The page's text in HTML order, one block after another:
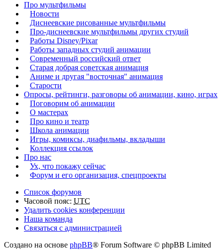
Про мультфильмы
Новости
Диснеевские рисованные мультфильмы
Про-диснеевские мультфильмы других студий
Работы Disney/Pixar
Работы западных студий анимации
Современный российский ответ
Старая добрая советская анимация
Аниме и другая "восточная" анимация
Старости
Опросы, рейтинги, разговоры об анимации, кино, играх
Поговорим об анимации
О мастерах
Про кино и театр
Школа анимации
Игры, комиксы, диафильмы, вкладыши
Коллекция ссылок
Про нас
Ух, что покажу сейчас
Форум и его организация, спецпроекты
Список форумов
Часовой пояс: UTC
Удалить cookies конференции
Наша команда
Связаться с администрацией
Создано на основе phpBB® Forum Software © phpBB Limited